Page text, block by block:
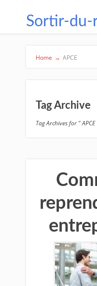
Sortir-du-
Home → APCE
Tag Archive
Tag Archives for " APCE